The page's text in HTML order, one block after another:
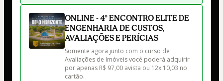
ONLINE - 4º ENCONTRO ELITE DE
ENGENHARIA DE CUSTOS,
AVALIAÇÕES E PERÍCIAS
Somente agora junto com o curso de
Avaliações de Imóveis você poderá adquirir
por apenas R$ 97,00 avista ou 12x 10,03 no
cartão.